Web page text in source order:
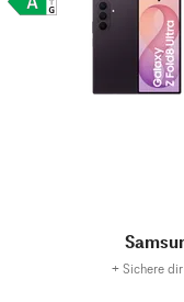
+ Sichere